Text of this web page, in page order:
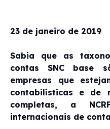
23 de janeiro de 2019
Sabia que as
contas SNC base
empresas que
contabilísticas e de
completas, a
internacionais de